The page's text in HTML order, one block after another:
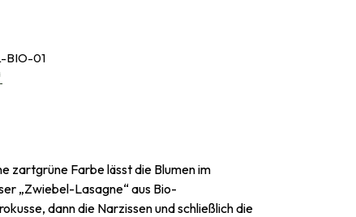
BIO-01
zartgrüne Farbe lässt die Blumen im
„Zwiebel-Lasagne“ aus Bio-
dann die Narzissen und schließlich die